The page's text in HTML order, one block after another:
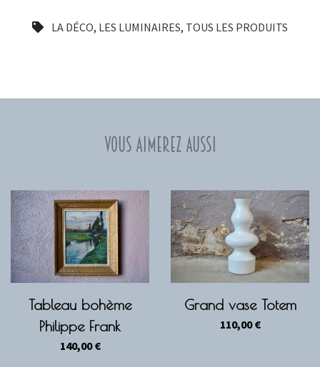
LA DÉCO, LES LUMINAIRES, TOUS LES PRODUITS
Vous aimerez aussi
Tableau bohème
Philippe Frank
140,00€
Grand vase Totem
110,00€